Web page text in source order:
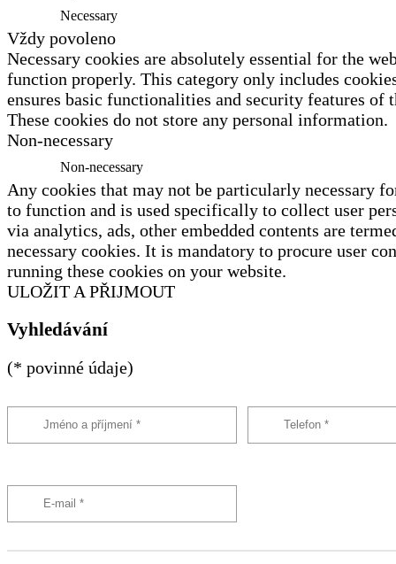
Necessary
Vždy povoleno
Necessary cookies are absolutely essential for the
function properly. This category only includes
ensures basic functionalities and security features of
These cookies do not store any personal information.
Non-necessary
Non-necessary
Any cookies that may not be particularly necessary
to function and is used specifically to collect user
via analytics, ads, other embedded contents are
necessary cookies. It is mandatory to procure user
running these cookies on your website.
ULOŽIT A PŘIJMOUT
Vyhledávání
(* povinné údaje)